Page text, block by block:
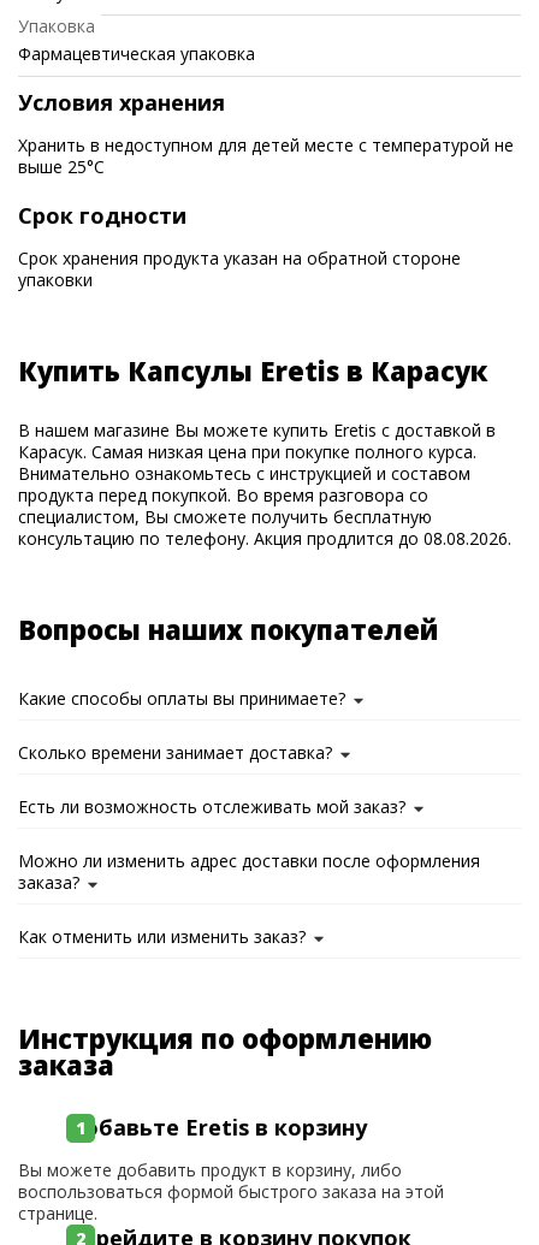
Упаковка
Фармацевтическая упаковка
Условия хранения
Хранить в недоступном для детей месте с температурой не
выше 25°C
Срок годности
Срок хранения продукта указан на обратной стороне
упаковки
Купить Капсулы Eretis в Карасук
В нашем магазине Вы можете купить Eretis с доставкой в
Карасук. Самая низкая цена при покупке полного курса.
Внимательно ознакомьтесь с инструкцией и составом
продукта перед покупкой. Во время разговора со
специалистом, Вы сможете получить бесплатную
консультацию по телефону. Акция продлится до 08.08.2026.
Вопросы наших покупателей
Какие способы оплаты вы принимаете?
Сколько времени занимает доставка?
Есть ли возможность отслеживать мой заказ?
Можно ли изменить адрес доставки после оформления
заказа?
Как отменить или изменить заказ?
Инструкция по оформлению
заказа
Добавьте Eretis в корзину
Вы можете добавить продукт в корзину, либо
воспользоваться формой быстрого заказа на этой
странице.
Перейдите в корзину покупок